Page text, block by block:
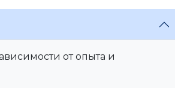
от опыта и